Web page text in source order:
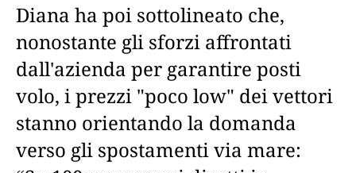
Diana ha poi sottolineato che,
nonostante gli sforzi affrontati
dall'azienda per garantire posti
volo, i prezzi "poco low" dei vettori
stanno orientando la domanda
verso gli spostamenti via mare: